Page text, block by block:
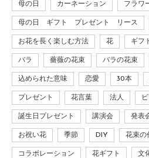
母の日 カーネーション フラワ
母の日 ギフト プレゼント リース
お花を長く楽しむ方法 花 ギフ
バラ 薔薇の花束 バラの花束
込められた意味 恋愛 30本
プレゼント 花言葉 法人
誕生日プレゼント 講演会 発表
お祝い花 季節 DIY 花束の
コラボレーション 花ギフト 文